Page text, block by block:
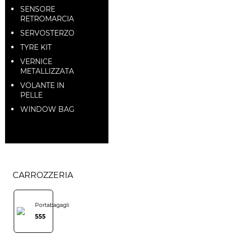
SENSORE
RETROMARCIA
SERVOSTERZO
TYRE KIT
VERNICE
METALLIZZATA
VOLANTE IN
PELLE
WINDOW BAG
CARROZZERIA
Portabagagli
555